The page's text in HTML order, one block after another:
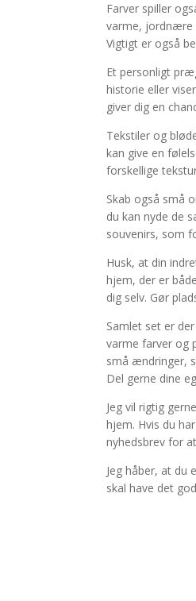
Farver spiller
varme, jordnære
Vigtigt er også
Et personligt
historie eller
giver dig en
Tekstiler og
kan give en
forskellige
Skab også små
du kan nyde de
souvenirs, som
Husk, at din
hjem, der er
dig selv. Gør
Samlet set er
varme farver og
små ændringer,
Del gerne dine
Jeg vil rigtig
hjem. Hvis du
nyhedsbrev for
Jeg håber, at du
skal have det